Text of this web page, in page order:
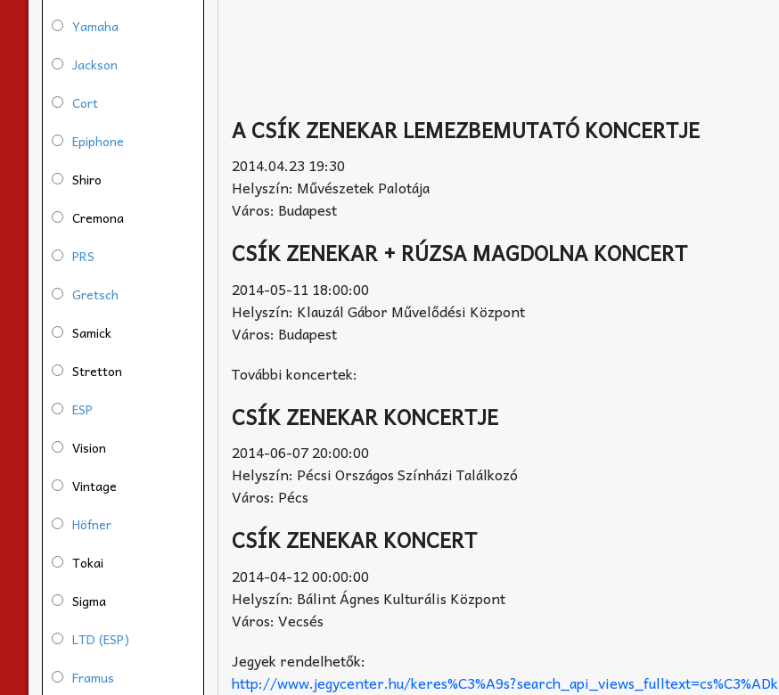
A CSÍK ZENEKAR LEMEZBEMUTATÓ KONCERTJE
2014.04.23 19:30
Helyszín: Művészetek Palotája
Város: Budapest
CSÍK ZENEKAR + RÚZSA MAGDOLNA KONCERT
2014-05-11 18:00:00
Helyszín: Klauzál Gábor Művelődési Központ
Város: Budapest
További koncertek:
CSÍK ZENEKAR KONCERTJE
2014-06-07 20:00:00
Helyszín: Pécsi Országos Színházi Találkozó
Város: Pécs
CSÍK ZENEKAR KONCERT
2014-04-12 00:00:00
Helyszín: Bálint Ágnes Kulturális Központ
Város: Vecsés
Jegyek rendelhetők:
http://www.jegycenter.hu/keres%C3%A9s?search_api_views_fulltext=cs%C3%ADk
Yamaha
Jackson
Cort
Epiphone
Shiro
Cremona
PRS
Gretsch
Samick
Stretton
ESP
Vision
Vintage
Höfner
Tokai
Sigma
LTD (ESP)
Framus